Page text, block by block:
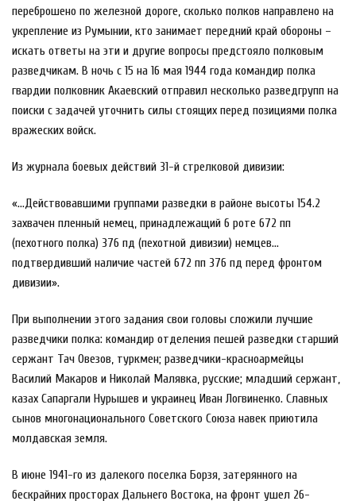
переброшено по железной дороге, сколько полков направлено на
укрепление из Румынии, кто занимает передний край обороны –
искать ответы на эти и другие вопросы предстояло полковым
разведчикам. В ночь с 15 на 16 мая 1944 года командир полка
гвардии полковник Акаевский отправил несколько разведгрупп на
поиски с задачей уточнить силы стоящих перед позициями полка
вражеских войск.
Из журнала боевых действий 31-й стрелковой дивизии:
«…Действовавшими группами разведки в районе высоты 154.2
захвачен пленный немец, принадлежащий 6 роте 672 пп
(пехотного полка) 376 пд (пехотной дивизии) немцев…
подтвердивший наличие частей 672 пп 376 пд перед фронтом
дивизии».
При выполнении этого задания свои головы сложили лучшие
разведчики полка: командир отделения пешей разведки старший
сержант Тач Овезов, туркмен; разведчики-красноармейцы
Василий Макаров и Николай Малявка, русские; младший сержант,
казах Сапаргали Нурышев и украинец Иван Логвиненко. Славных
сынов многонационального Советского Союза навек приютила
молдавская земля.
В июне 1941-го из далекого поселка Борзя, затерянного на
бескрайних просторах Дальнего Востока, на фронт ушел 26-